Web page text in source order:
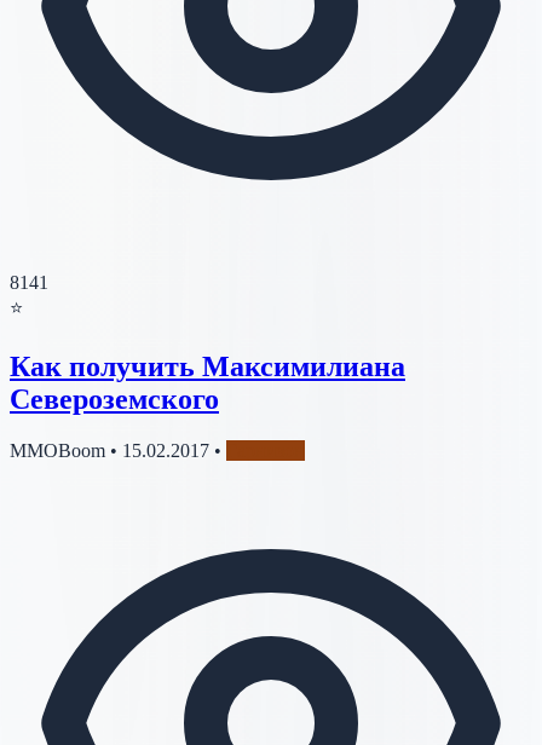
8141
⭐
Как получить Максимилиана
Североземского
MMOBoom • 15.02.2017 •